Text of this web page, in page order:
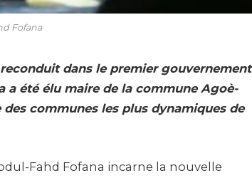
Fofana
dans le premier gouvernement
a été élu maire de la commune Agoè-
communes les plus dynamiques de
Fahd Fofana incarne la nouvelle